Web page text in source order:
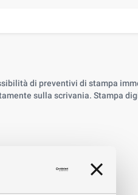
di preventivi di stampa
sulla scrivania. Stampa